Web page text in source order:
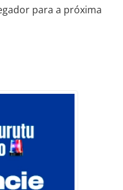
para a próxima